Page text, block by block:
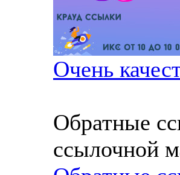
Очень
Обратные
ссылочной